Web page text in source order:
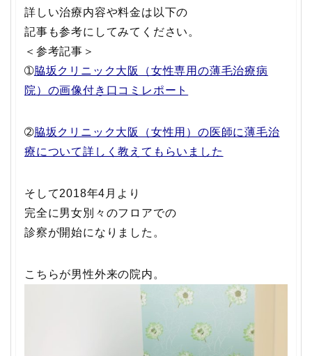
詳しい治療内容や料金は以下の
記事も参考にしてみてください。
＜参考記事＞
➀脇坂クリニック大阪（女性専用の薄毛治療病
院）の画像付き口コミレポート
➁脇坂クリニック大阪（女性用）の医師に薄毛治
療について詳しく教えてもらいました
そして2018年4月より
完全に男女別々のフロアでの
診察が開始になりました。
こちらが男性外来の院内。